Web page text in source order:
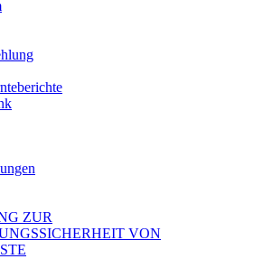
ZUR
VON